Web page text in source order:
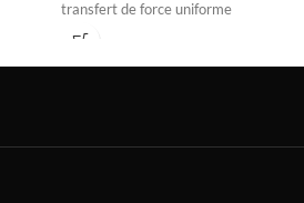
transfert de force uniforme